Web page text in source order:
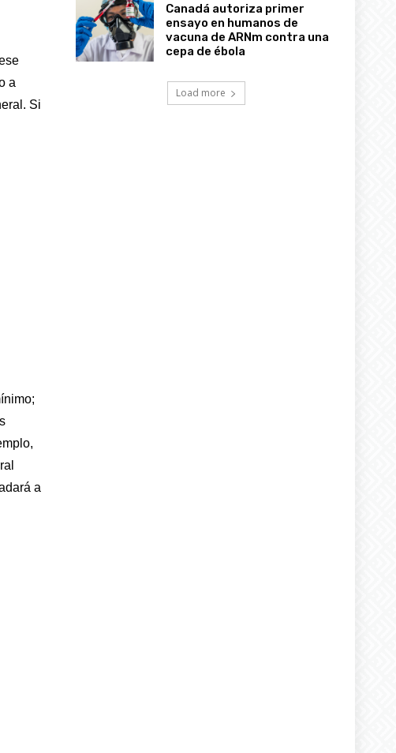
a
Si
a
Canadá autoriza primer
ensayo en humanos de
vacuna de ARNm contra una
cepa de ébola
Load more